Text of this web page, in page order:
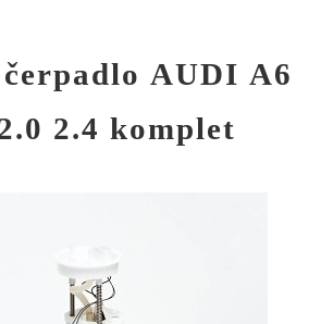
AUDI A6
2.4 komplet